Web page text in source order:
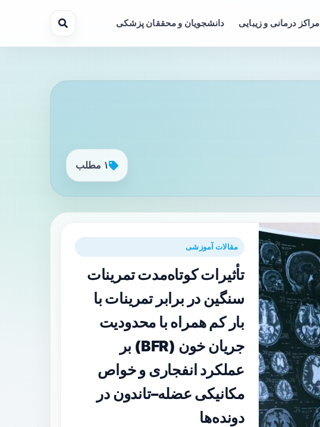
مراکز درمانی و زیبایی دانشجویان و محققان پزشکی
۱ مطلب
مقالات آموزشی
تأثیرات کوتاه‌مدت تمرینات
سنگین در برابر تمرینات با
بار کم همراه با محدودیت
جریان خون (BFR) بر
عملکرد انفجاری و خواص
مکانیکی عضله–تاندون در
دونده‌ها